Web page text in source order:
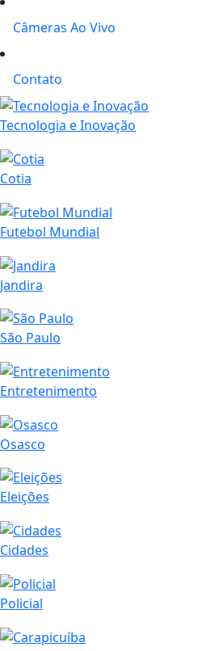
Câmeras Ao Vivo
Contato
Tecnologia e Inovação
Cotia
Futebol Mundial
Jandira
São Paulo
Entretenimento
Osasco
Eleições
Cidades
Policial